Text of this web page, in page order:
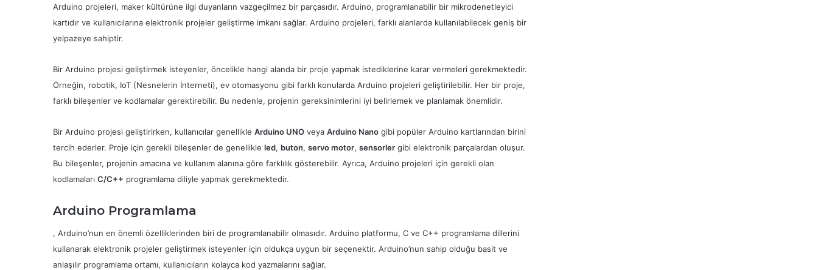
Arduino projeleri, maker kültürüne ilgi duyanların vazgeçilmez bir parçasıdır. Arduino, programlanabilir bir mikrodenetleyici
kartıdır ve kullanıcılarına elektronik projeler geliştirme imkanı sağlar. Arduino projeleri, farklı alanlarda kullanılabilecek geniş bir
yelpazeye sahiptir.
Bir Arduino projesi geliştirmek isteyenler, öncelikle hangi alanda bir proje yapmak istediklerine karar vermeleri gerekmektedir.
Örneğin, robotik, IoT (Nesnelerin İnterneti), ev otomasyonu gibi farklı konularda Arduino projeleri geliştirilebilir. Her bir proje,
farklı bileşenler ve kodlamalar gerektirebilir. Bu nedenle, projenin gereksinimlerini iyi belirlemek ve planlamak önemlidir.
Bir Arduino projesi geliştirirken, kullanıcılar genellikle Arduino UNO veya Arduino Nano gibi popüler Arduino kartlarından birini
tercih ederler. Proje için gerekli bileşenler de genellikle led, buton, servo motor, sensorler gibi elektronik parçalardan oluşur.
Bu bileşenler, projenin amacına ve kullanım alanına göre farklılık gösterebilir. Ayrıca, Arduino projeleri için gerekli olan
kodlamaları C/C++ programlama diliyle yapmak gerekmektedir.
Arduino Programlama
, Arduino’nun en önemli özelliklerinden biri de programlanabilir olmasıdır. Arduino platformu, C ve C++ programlama dillerini
kullanarak elektronik projeler geliştirmek isteyenler için oldukça uygun bir seçenektir. Arduino’nun sahip olduğu basit ve
anlaşılır programlama ortamı, kullanıcıların kolayca kod yazmalarını sağlar.